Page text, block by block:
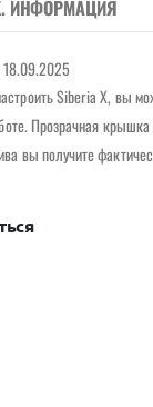
ИНФОРМАЦИЯ
18.09.2025
Siberia X, вы
Прозрачная
вы получите